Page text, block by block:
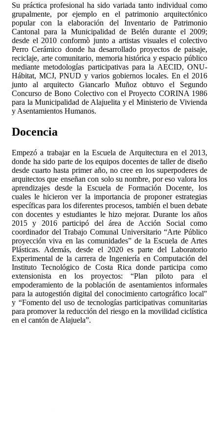
Su práctica profesional ha sido variada tanto individual como
grupalmente, por ejemplo en el patrimonio arquitectónico
popular con la elaboración del Inventario de Patrimonio
Cantonal para la Municipalidad de Belén durante el 2009;
desde el 2010 conformò junto a artistas visuales el colectivo
Perro Cerámico donde ha desarrollado proyectos de paisaje,
reciclaje, arte comunitario, memoria histórica y espacio público
mediante metodologías participativas para la AECID, ONU-
Hábitat, MCJ, PNUD y varios gobiernos locales. En el 2016
junto al arquitecto Giancarlo Muñoz obtuvo el Segundo
Concurso de Bono Colectivo con el Proyecto CORINA 1986
para la Municipalidad de Alajuelita y el Ministerio de Vivienda
y Asentamientos Humanos.
Docencia
Empezó a trabajar en la Escuela de Arquitectura en el 2013,
donde ha sido parte de los equipos docentes de taller de diseño
desde cuarto hasta primer año, no cree en los superpoderes de
arquitectos que enseñan con solo su nombre, por eso valora los
aprendizajes desde la Escuela de Formación Docente, los
cuales le hicieron ver la importancia de proponer estrategias
específicas para los diferentes procesos, también el buen debate
con docentes y estudiantes le hizo mejorar. Durante los años
2015 y 2016 participó del área de Acción Social como
coordinador del Trabajo Comunal Universitario “Arte Público
proyección viva en las comunidades” de la Escuela de Artes
Plásticas. Además, desde el 2020 es parte del Laboratorio
Experimental de la carrera de Ingeniería en Computación del
Instituto Tecnológico de Costa Rica donde participa como
extensionista en los proyectos: “Plan piloto para el
empoderamiento de la población de asentamientos informales
para la autogestión digital del conocimiento cartográfico local"
y “Fomento del uso de tecnologías participativas comunitarias
para promover la reducción del riesgo en la movilidad ciclística
en el cantón de Alajuela”.